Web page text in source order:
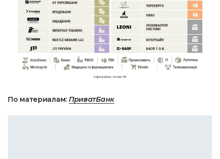
По материалам: ПриватБанк